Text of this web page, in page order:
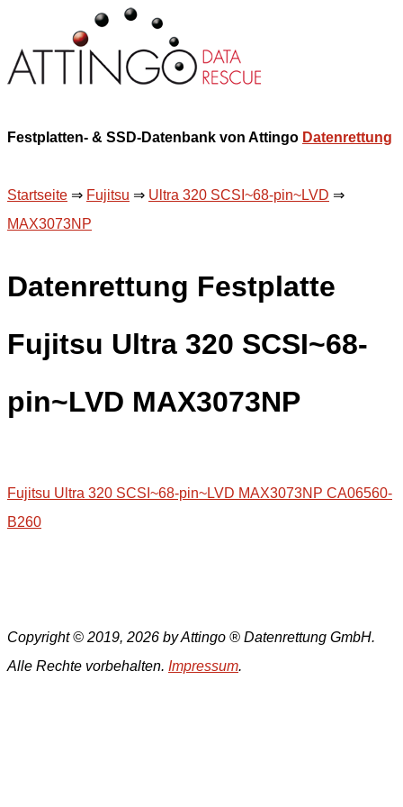
Festplatten- & SSD-Datenbank von Attingo Datenrettung
Startseite ⇒ Fujitsu ⇒ Ultra 320 SCSI~68-pin~LVD ⇒
MAX3073NP
Datenrettung Festplatte
Fujitsu Ultra 320 SCSI~68-
pin~LVD MAX3073NP
Fujitsu Ultra 320 SCSI~68-pin~LVD MAX3073NP CA06560-
B260
Copyright © 2019, 2026 by Attingo ® Datenrettung GmbH.
Alle Rechte vorbehalten. Impressum.